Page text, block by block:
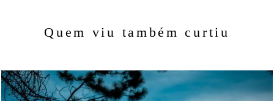
Quem viu também curtiu